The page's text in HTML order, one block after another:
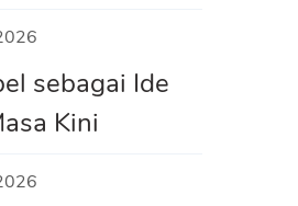
sebagai Ide
Kini